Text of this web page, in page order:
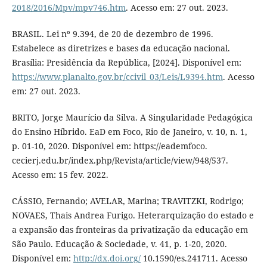
2018/2016/Mpv/mpv746.htm. Acesso em: 27 out. 2023.
BRASIL. Lei nº 9.394, de 20 de dezembro de 1996.
Estabelece as diretrizes e bases da educação nacional.
Brasília: Presidência da República, [2024]. Disponível em:
https://www.planalto.gov.br/ccivil_03/Leis/L9394.htm. Acesso
em: 27 out. 2023.
BRITO, Jorge Maurício da Silva. A Singularidade Pedagógica
do Ensino Híbrido. EaD em Foco, Rio de Janeiro, v. 10, n. 1,
p. 01-10, 2020. Disponível em: https://eademfoco.
cecierj.edu.br/index.php/Revista/article/view/948/537.
Acesso em: 15 fev. 2022.
CÁSSIO, Fernando; AVELAR, Marina; TRAVITZKI, Rodrigo;
NOVAES, Thais Andrea Furigo. Heterarquização do estado e
a expansão das fronteiras da privatização da educação em
São Paulo. Educação & Sociedade, v. 41, p. 1-20, 2020.
Disponível em: http://dx.doi.org/10.1590/es.241711. Acesso